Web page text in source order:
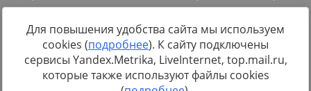
https://minjust.gov.ru/uploaded/files/reestr-
inostrannyih-agentov-22-03-2024.pdfданные на22.03.2024
Для повышения удобства сайта мы используем
cookies (подробнее). К сайту подключены
сервисы Yandex.Metrika, LiveInternet, top.mail.ru,
которые также используют файлы cookies